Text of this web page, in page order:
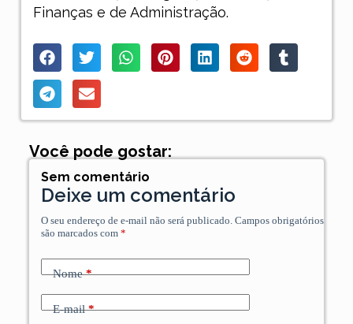
Finanças e de Administração.
Você pode gostar:
Sem comentário
Deixe um comentário
O seu endereço de e-mail não será publicado. Campos obrigatórios
são marcados com *
Nome*
E-mail*